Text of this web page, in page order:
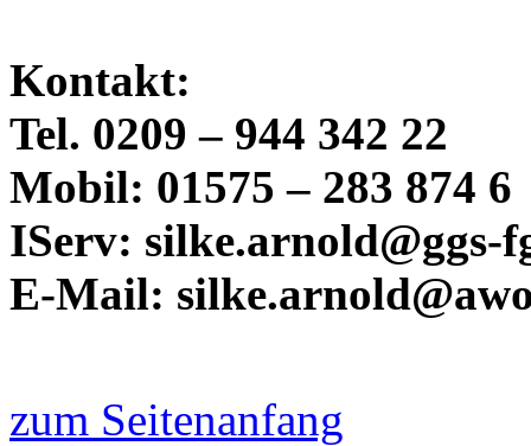
Kontakt:
Tel. 0209 – 944 342 22
Mobil: 01575 – 283 874 6
IServ: silke.arnold@ggs-
E-Mail:
zum Seitenanfang